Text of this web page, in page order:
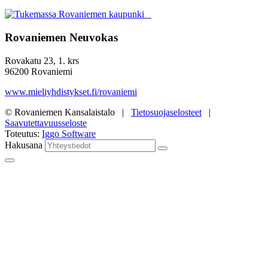
Rovaniemen Neuvokas
Rovakatu 23, 1. krs
96200 Rovaniemi
www.mieliyhdistykset.fi/rovaniemi
© Rovaniemen Kansalaistalo | Tietosuojaselosteet |
Saavutettavuusseloste
Toteutus: Iggo Software
Hakusana